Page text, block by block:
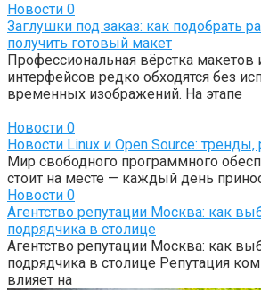
Новости 0
Заглушки под заказ: как подобрать
получить готовый макет
Профессиональная вёрстка макетов
интерфейсов редко обходятся без
временных изображений. На этапе
Новости 0
Новости Linux и Open Source:
Мир свободного программного
стоит на месте — каждый день
Новости 0
Агентство репутации Москва: как
подрядчика в столице
Агентство репутации Москва: как
подрядчика в столице Репутация
влияет на